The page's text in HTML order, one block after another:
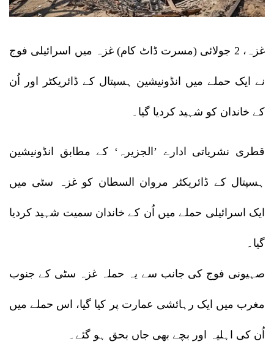
غزہ، 2 جولائی (مسرت ڈاٹ کام) غزہ میں اسرائیلی فوج
نے ایک حملے میں انڈونیشین ہسپتال کے ڈائریکٹر اور اُن
کے خاندان کو شہید کردیا گیا۔
قطری نشریاتی ادارے ’الجزیرہ‘ کے مطابق انڈونیشین
ہسپتال کے ڈائریکٹر مروان السطان کو غزہ سٹی میں
ایک اسرائیلی حملے میں اُن کے خاندان سمیت شہید کردیا
گیا۔
صہیونی فوج کی جانب سے یہ حملہ غزہ سٹی کے جنوب
مغرب میں ایک رہائشی عمارت پر کیا گیا، اس حملے میں
اُن کی اہلیہ اور بچے بھی جاں بحق ہو گئے۔